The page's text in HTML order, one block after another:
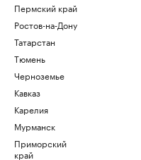
Пермский край
Ростов-на-Дону
Татарстан
Тюмень
Черноземье
Кавказ
Карелия
Мурманск
Приморский
край